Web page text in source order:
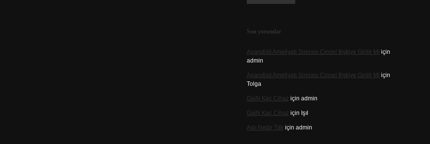
Son yorumlar
Apandisit Ameliyatı Sonrası Cinsel Ilişkiye Girilir Mi için
admin
Apandisit Ameliyatı Sonrası Cinsel Ilişkiye Girilir Mi için
Tolga
Gai̇N Kaç Cihaz için admin
Gai̇N Kaç Cihaz için Işıl
Aslı Nedir Tdk için admin